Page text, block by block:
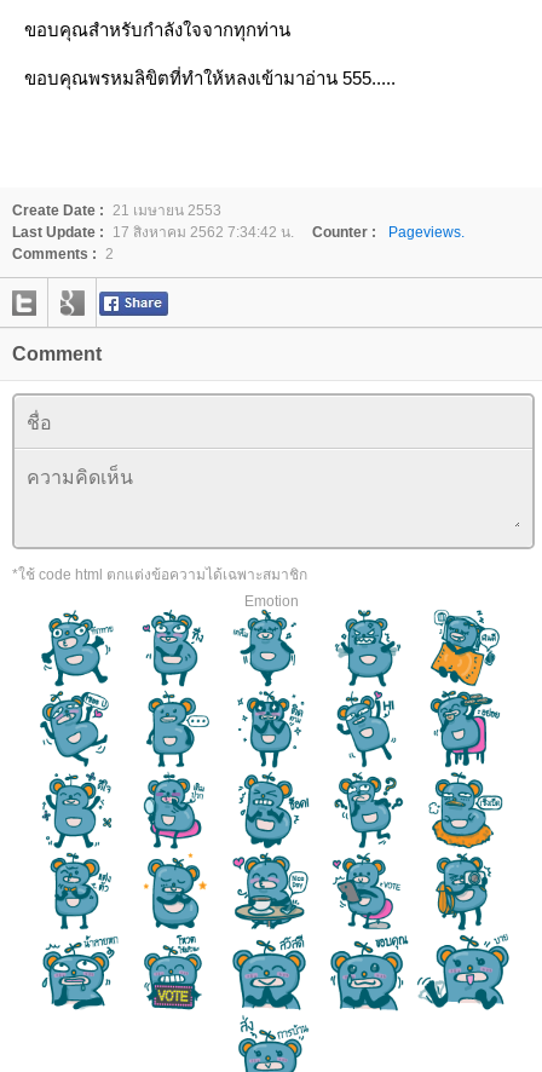
ขอบคุณสำหรับกำลังใจจากทุกท่าน
ขอบคุณพรหมลิขิตที่ทำให้หลงเข้ามาอ่าน 555.....
Create Date : 21 เมษายน 2553
Last Update :
17 สิงหาคม 2562 7:34:42 น. Counter :
Pageviews.
Comments : 2
Comment
*ใช้ code html ตกแต่งข้อความได้เฉพาะสมาชิก
Emotion